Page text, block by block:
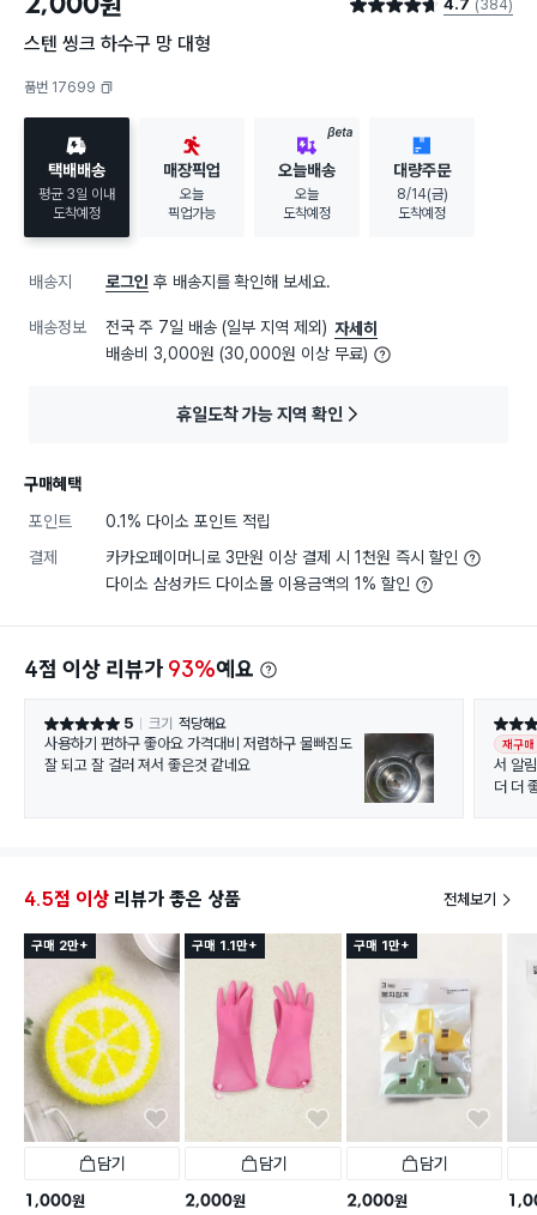
구매했어요별점 4.7점 4.7 (384)
스텐 씽크 하수구 망 대형
품번 17699
택배배송
평균 3일 이내
도착예정
매장픽업
오늘
픽업가능
BETA
오늘배송
오늘
도착예정
대량주문
8/14(금)
도착예정
배송지 로그인 후 배송지를 확인해 보세요.
배송정보 전국 주 7일 배송 (일부 지역 제외) 자세히
배송비 3,000원 (30,000원 이상 무료)
휴일도착 가능 지역 확인
구매혜택
포인트
0.1% 다이소 포인트 적립
결제
카카오페이머니로 3만원 이상 결제 시 1천원 즉시 할인
다이소 삼성카드 다이소몰 이용금액의 1% 할인
4점 이상 리뷰가 93%예요
별점 5점 5 크기 적당해요
사용하기 편하구 좋아요 가격대비 저렴하구 물빠짐도
잘 되고 잘 걸러 져서 좋은것 같네요
별점 5
재구매
서 알
더 더
4.5점 이상 리뷰가 좋은 상품 전체보기
구매 2만+
담기
1,000원
구매 1.1만+
담기
2,000원
구매 1만+
담기
2,000원